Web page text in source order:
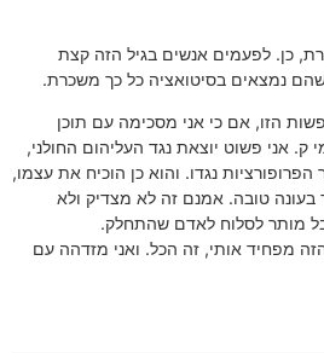
כן. לפעמים אנשים בגיל הזה קצת
נמצאים בסיטואציה כל כך משכרת.
הזו, אם כי אני מסכימה עם תוכן
ק. אני פשוט יוצאת נגד העליהום החולני,
הפרופורציות נגדו. והוא כן הוכיח את עצמו,
בעונה טובה. אמנם זה לא מצדיק ולא
מותר לסלוח לאדם שהתחלק.
מפחיד אותי, זה הכל. ואני מזדהה עם